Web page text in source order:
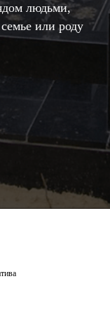
людьми,
или роду